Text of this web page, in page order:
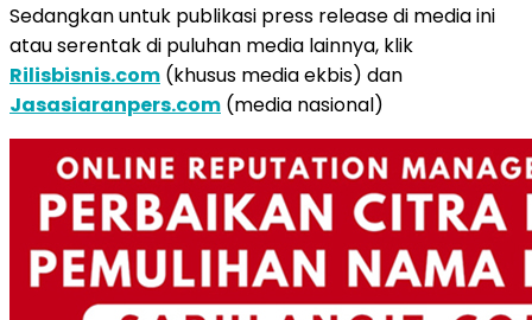
Sedangkan untuk publikasi press release di media ini
atau serentak di puluhan media lainnya, klik
Rilisbisnis.com (khusus media ekbis) dan
Jasasiaranpers.com (media nasional)